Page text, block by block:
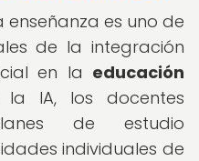
enseñanza es uno de
de la integración
en la educación
IA, los docentes
de estudio
individuales de